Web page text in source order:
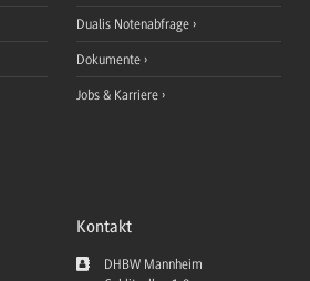
Dualis Notenabfrage
Dokumente
Jobs & Karriere
Kontakt
DHBW Mannheim